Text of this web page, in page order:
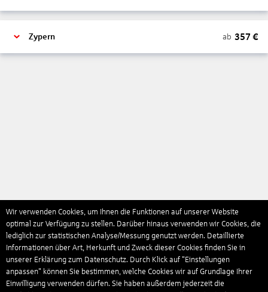
Zypern ab 357 €
Wir verwenden Cookies, um Ihnen die Funktionen auf unserer Website
optimal zur Verfügung zu stellen. Darüber hinaus verwenden wir Cookies, die
lediglich zur statistischen Analyse/Messung genutzt werden. Detaillierte
Informationen über Art, Herkunft und Zweck dieser Cookies finden Sie in
unserer Erklärung zum Datenschutz. Durch Klick auf "Einstellungen
anpassen" können Sie bestimmen, welche Cookies wir auf Grundlage Ihrer
Einwilligung verwenden dürfen. Sie haben außerdem jederzeit die